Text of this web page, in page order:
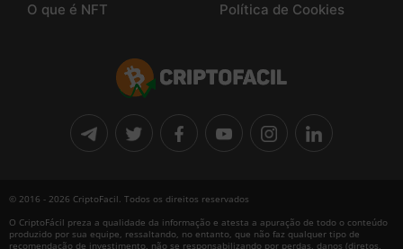
O que é NFT
Política de Cookies
© 2016 - 2026 CriptoFacil. Todos os direitos reservados
O CriptoFácil preza a qualidade da informação e atesta a apuração de todo o conteúdo
produzido por sua equipe, ressaltando, no entanto, que não faz qualquer tipo de
recomendação de investimento, não se responsabilizando por perdas, danos (diretos,